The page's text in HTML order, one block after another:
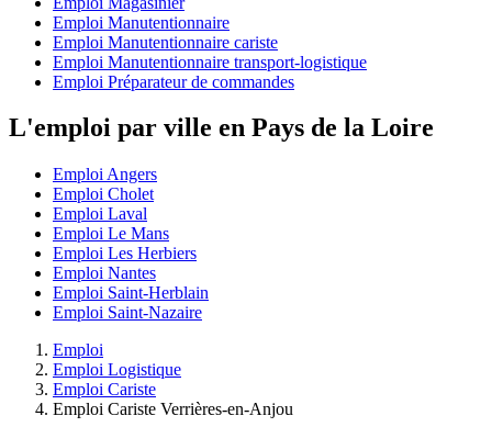
Emploi Manutentionnaire
Emploi Manutentionnaire cariste
Emploi Manutentionnaire transport-logistique
Emploi Préparateur de commandes
L'emploi par ville en Pays de la Loire
Emploi Angers
Emploi Cholet
Emploi Laval
Emploi Le Mans
Emploi Les Herbiers
Emploi Nantes
Emploi Saint-Herblain
Emploi Saint-Nazaire
Emploi
Emploi Logistique
Emploi Cariste
Emploi Cariste Verrières-en-Anjou